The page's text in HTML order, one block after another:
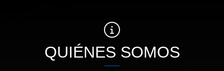
QUIÉNES SOMOS